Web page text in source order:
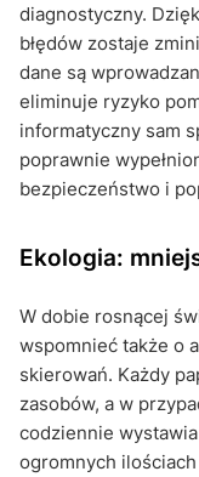
diagnostyczny.
błędów zostaje
dane są
eliminuje ryzyko
informatyczny sam
poprawnie
bezpieczeństwo i
Ekologia:
W dobie rosnącej
wspomnieć także o
skierowań. Każdy
zasobów, a w
codziennie
ogromnych